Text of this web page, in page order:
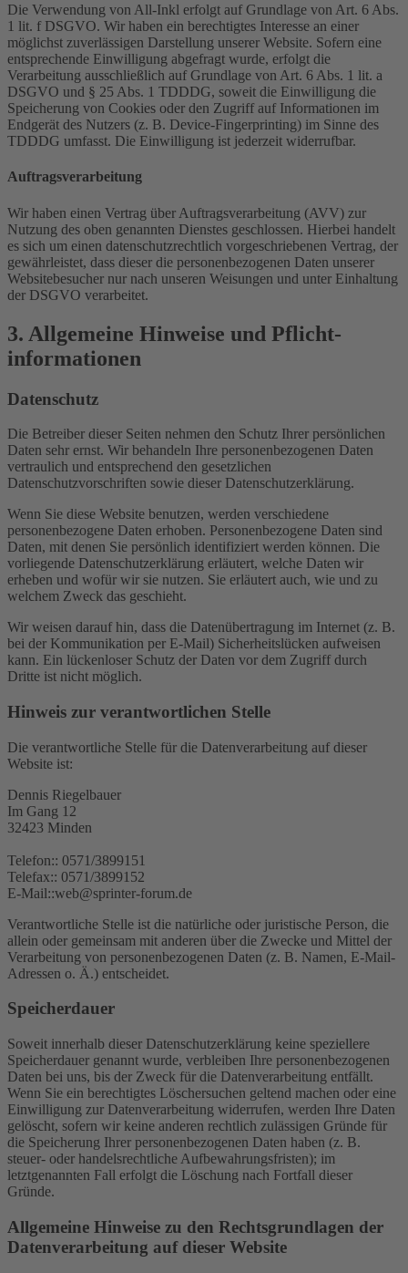
Die Verwendung von All-Inkl erfolgt auf Grundlage von Art. 6 Abs.
1 lit. f DSGVO. Wir haben ein berechtigtes Interesse an einer
möglichst zuverlässigen Darstellung unserer Website. Sofern eine
entsprechende Einwilligung abgefragt wurde, erfolgt die
Verarbeitung ausschließlich auf Grundlage von Art. 6 Abs. 1 lit. a
DSGVO und § 25 Abs. 1 TDDDG, soweit die Einwilligung die
Speicherung von Cookies oder den Zugriff auf Informationen im
Endgerät des Nutzers (z. B. Device-Fingerprinting) im Sinne des
TDDDG umfasst. Die Einwilligung ist jederzeit widerrufbar.
Auftragsverarbeitung
Wir haben einen Vertrag über Auftragsverarbeitung (AVV) zur
Nutzung des oben genannten Dienstes geschlossen. Hierbei handelt
es sich um einen datenschutzrechtlich vorgeschriebenen Vertrag, der
gewährleistet, dass dieser die personenbezogenen Daten unserer
Websitebesucher nur nach unseren Weisungen und unter Einhaltung
der DSGVO verarbeitet.
3. Allgemeine Hinweise und Pflicht­
informationen
Datenschutz
Die Betreiber dieser Seiten nehmen den Schutz Ihrer persönlichen
Daten sehr ernst. Wir behandeln Ihre personenbezogenen Daten
vertraulich und entsprechend den gesetzlichen
Datenschutzvorschriften sowie dieser Datenschutzerklärung.
Wenn Sie diese Website benutzen, werden verschiedene
personenbezogene Daten erhoben. Personenbezogene Daten sind
Daten, mit denen Sie persönlich identifiziert werden können. Die
vorliegende Datenschutzerklärung erläutert, welche Daten wir
erheben und wofür wir sie nutzen. Sie erläutert auch, wie und zu
welchem Zweck das geschieht.
Wir weisen darauf hin, dass die Datenübertragung im Internet (z. B.
bei der Kommunikation per E-Mail) Sicherheitslücken aufweisen
kann. Ein lückenloser Schutz der Daten vor dem Zugriff durch
Dritte ist nicht möglich.
Hinweis zur verantwortlichen Stelle
Die verantwortliche Stelle für die Datenverarbeitung auf dieser
Website ist:
Dennis Riegelbauer
Im Gang 12
32423 Minden
Telefon:: 0571/3899151
Telefax:: 0571/3899152
E-Mail::web@sprinter-forum.de
Verantwortliche Stelle ist die natürliche oder juristische Person, die
allein oder gemeinsam mit anderen über die Zwecke und Mittel der
Verarbeitung von personenbezogenen Daten (z. B. Namen, E-Mail-
Adressen o. Ä.) entscheidet.
Speicherdauer
Soweit innerhalb dieser Datenschutzerklärung keine speziellere
Speicherdauer genannt wurde, verbleiben Ihre personenbezogenen
Daten bei uns, bis der Zweck für die Datenverarbeitung entfällt.
Wenn Sie ein berechtigtes Löschersuchen geltend machen oder eine
Einwilligung zur Datenverarbeitung widerrufen, werden Ihre Daten
gelöscht, sofern wir keine anderen rechtlich zulässigen Gründe für
die Speicherung Ihrer personenbezogenen Daten haben (z. B.
steuer- oder handelsrechtliche Aufbewahrungsfristen); im
letztgenannten Fall erfolgt die Löschung nach Fortfall dieser
Gründe.
Allgemeine Hinweise zu den Rechtsgrundlagen der
Datenverarbeitung auf dieser Website